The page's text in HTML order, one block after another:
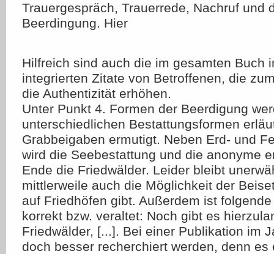
Trauergespräch, Trauerrede, Nachruf und
Beerdingung. Hier
Hilfreich sind auch die im gesamten Buch
integrierten Zitate von Betroffenen, die
die Authentizität erhöhen.
Unter Punkt 4. Formen der Beerdigung
unterschiedlichen Bestattungsformen
Grabbeigaben ermutigt. Neben Erd- und
wird die Seebestattung und die anonyme
Ende die Friedwälder. Leider bleibt
mittlerweile auch die Möglichkeit der
auf Friedhöfen gibt. Außerdem ist
korrekt bzw. veraltet: Noch gibt es
Friedwälder, [...]. Bei einer Publikation im
doch besser recherchiert werden, denn es